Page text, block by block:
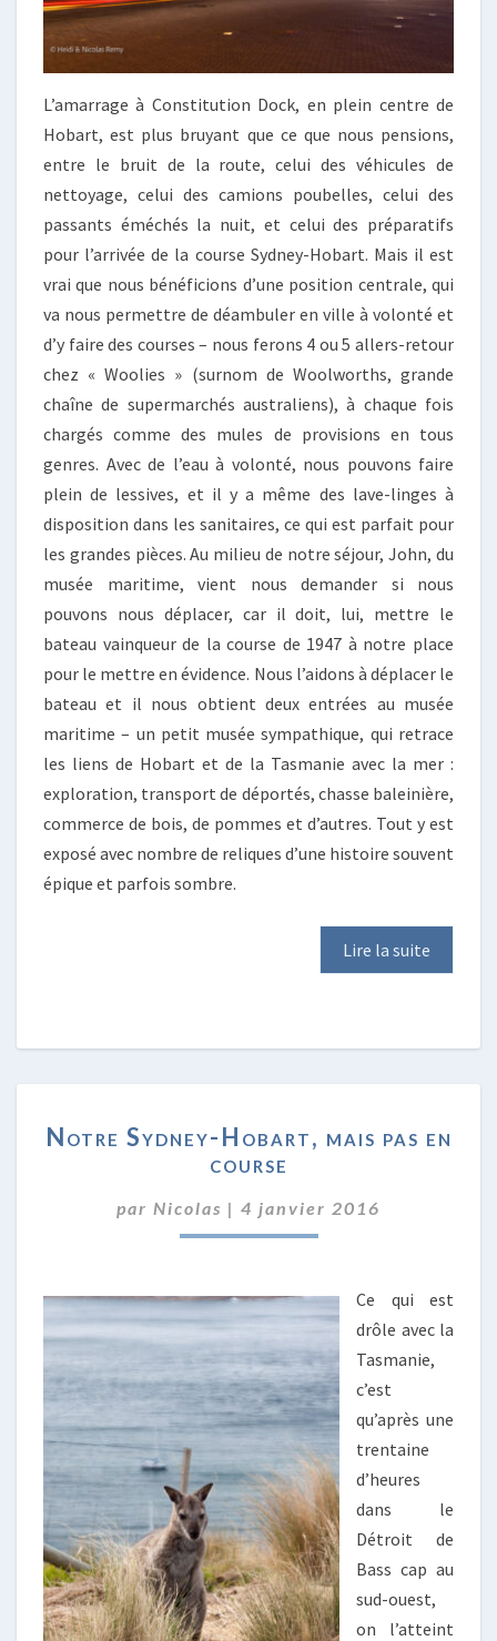
L’amarrage à Constitution Dock, en plein centre de
Hobart, est plus bruyant que ce que nous pensions,
entre le bruit de la route, celui des véhicules de
nettoyage, celui des camions poubelles, celui des
passants éméchés la nuit, et celui des préparatifs
pour l’arrivée de la course Sydney-Hobart. Mais il est
vrai que nous bénéficions d’une position centrale, qui
va nous permettre de déambuler en ville à volonté et
d’y faire des courses – nous ferons 4 ou 5 allers-retour
chez « Woolies » (surnom de Woolworths, grande
chaîne de supermarchés australiens), à chaque fois
chargés comme des mules de provisions en tous
genres. Avec de l’eau à volonté, nous pouvons faire
plein de lessives, et il y a même des lave-linges à
disposition dans les sanitaires, ce qui est parfait pour
les grandes pièces. Au milieu de notre séjour, John, du
musée maritime, vient nous demander si nous
pouvons nous déplacer, car il doit, lui, mettre le
bateau vainqueur de la course de 1947 à notre place
pour le mettre en évidence. Nous l’aidons à déplacer le
bateau et il nous obtient deux entrées au musée
maritime – un petit musée sympathique, qui retrace
les liens de Hobart et de la Tasmanie avec la mer :
exploration, transport de déportés, chasse baleinière,
commerce de bois, de pommes et d’autres. Tout y est
exposé avec nombre de reliques d’une histoire souvent
épique et parfois sombre.
Lire la suite
SYDNEY-
HOBART,
PAS
EN
Notre Sydney-Hobart, mais pas en
course
par Nicolas | 4 janvier 2016
Ce qui est
drôle avec la
Tasmanie,
c’est
qu’après une
trentaine
d’heures
dans le
Détroit de
Bass cap au
sud-ouest,
on l’atteint